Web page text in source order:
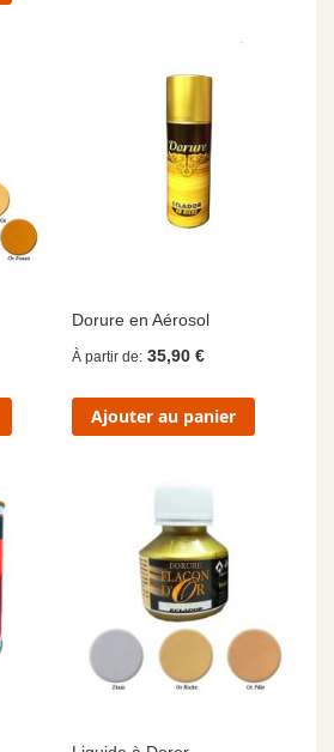
Dorure en Aérosol
À partir de 35,90 €
Ajouter au panier